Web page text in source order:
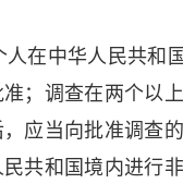
在中华人民共和
；调查在两个以
应当向批准调查
共和国境内进行